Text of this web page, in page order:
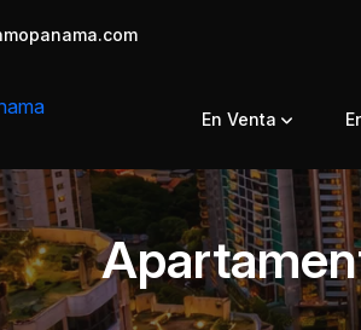
En Venta